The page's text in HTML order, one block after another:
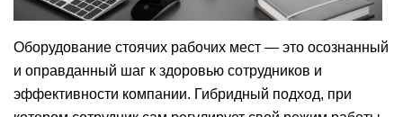
Оборудование стоячих рабочих мест — это осознанный
и оправданный шаг к здоровью сотрудников и
эффективности компании. Гибридный подход, при